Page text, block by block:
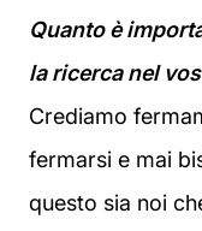
Quanto è
la ricerca nel
Crediamo
fermarsi e mai
questo sia noi